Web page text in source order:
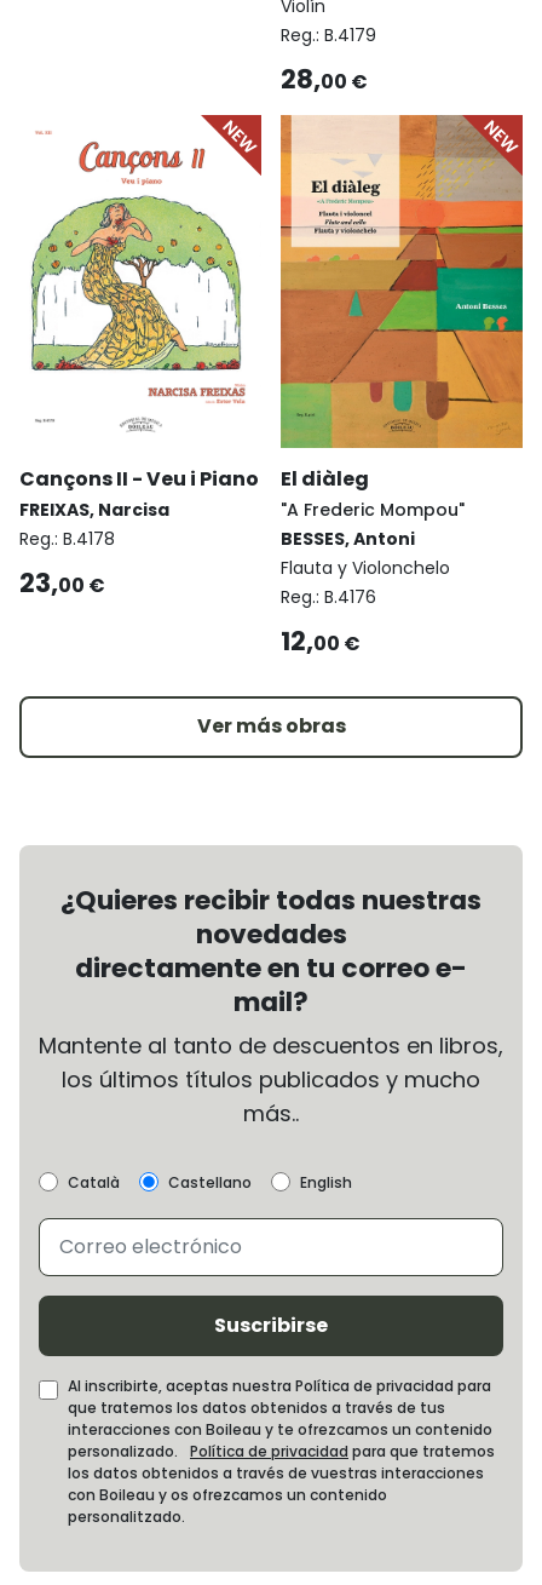
Violín
Reg.: B.4179
28,00 €
Cançons II - Veu i Piano
FREIXAS, Narcisa
Reg.: B.4178
23,00 €
El diàleg
"A Frederic Mompou"
BESSES, Antoni
Flauta y Violonchelo
Reg.: B.4176
12,00 €
Ver más obras
¿Quieres recibir todas nuestras
novedades
directamente en tu correo e-
mail?
Mantente al tanto de descuentos en libros,
los últimos títulos publicados y mucho
más..
Català Castellano English
Suscribirse
Al inscribirte, aceptas nuestra Política de privacidad para
que tratemos los datos obtenidos a través de tus
interacciones con Boileau y te ofrezcamos un contenido
personalizado. Política de privacidad para que tratemos
los datos obtenidos a través de vuestras interacciones
con Boileau y os ofrezcamos un contenido
personalitzado.